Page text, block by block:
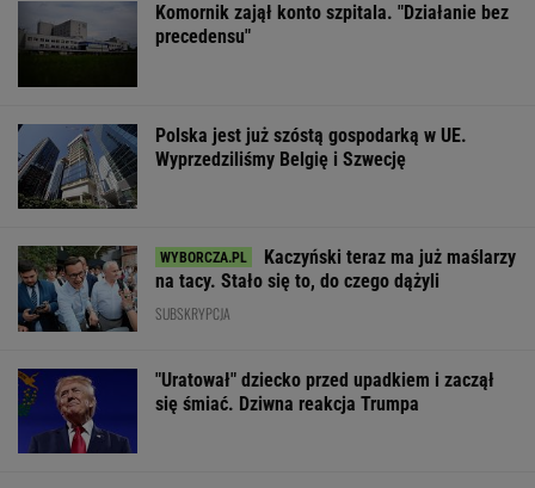
Komornik zajął konto szpitala. "Działanie bez
precedensu"
Polska jest już szóstą gospodarką w UE.
Wyprzedziliśmy Belgię i Szwecję
Kaczyński teraz ma już maślarzy
na tacy. Stało się to, do czego dążyli
SUBSKRYPCJA
"Uratował" dziecko przed upadkiem i zaczął
się śmiać. Dziwna reakcja Trumpa